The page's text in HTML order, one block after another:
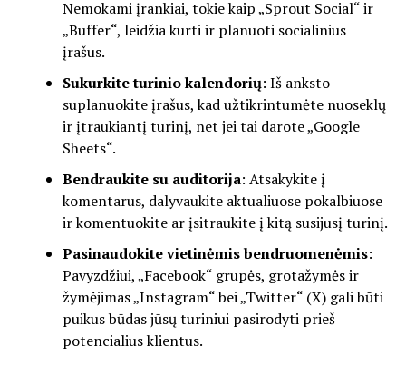
Nemokami įrankiai, tokie kaip „Sprout Social“ ir
„Buffer“, leidžia kurti ir planuoti socialinius
įrašus.
Sukurkite turinio kalendorių: Iš anksto
suplanuokite įrašus, kad užtikrintumėte nuoseklų
ir įtraukiantį turinį, net jei tai darote „Google
Sheets“.
Bendraukite su auditorija: Atsakykite į
komentarus, dalyvaukite aktualiuose pokalbiuose
ir komentuokite ar įsitraukite į kitą susijusį turinį.
Pasinaudokite vietinėmis bendruomenėmis:
Pavyzdžiui, „Facebook“ grupės, grotažymės ir
žymėjimas „Instagram“ bei „Twitter“ (X) gali būti
puikus būdas jūsų turiniui pasirodyti prieš
potencialius klientus.